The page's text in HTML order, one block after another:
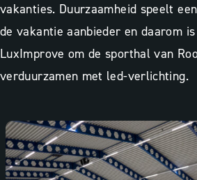
vakanties. Duurzaamheid speelt
de vakantie aanbieder en daarom
LuxImprove om de sporthal van
verduurzamen met led-verlichting.